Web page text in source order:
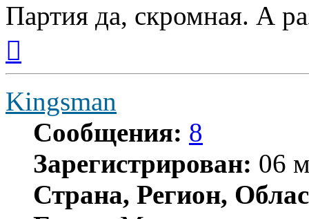
Партия да, скромная. А
началу
Kingsman
Сообщения: 8
Зарегистрирован: 06
Страна, Регион,